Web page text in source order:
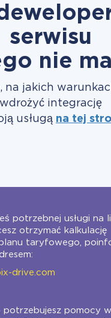
serwisu
nie
na jakich
wdrożyć integrację
usługą na tej
potrzebnej usługi na
otrzymać kalkulację
taryfowego,
drive.com
potrzebujesz pomocy w